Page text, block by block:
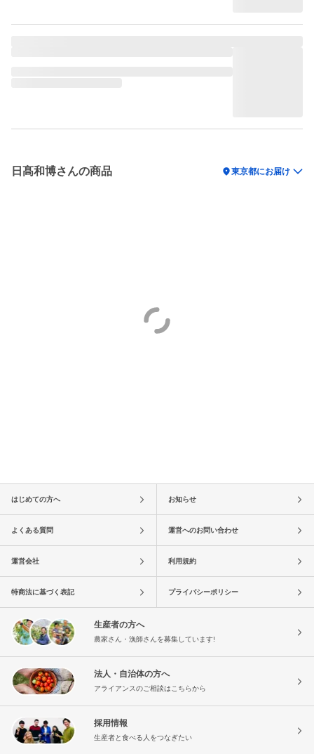
日髙和博さんの商品 location_on東京都にお届け
はじめての方へ お知らせ
よくある質問 運営へのお問い合わせ
運営会社 利用規約
特商法に基づく表記 プライバシーポリシー
生産者の方へ
農家さん・漁師さんを募集しています!
法人・自治体の方へ
アライアンスのご相談はこちらから
採用情報
生産者と食べる人をつなぎたい